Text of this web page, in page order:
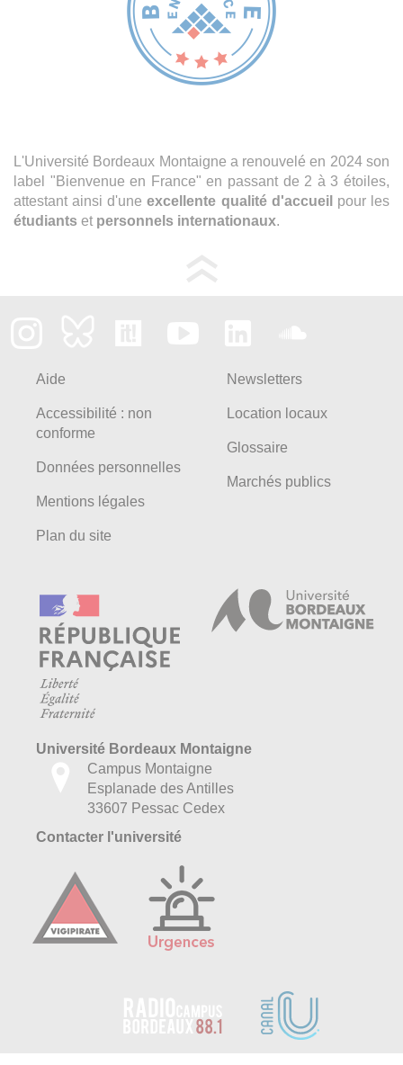
L'Université Bordeaux Montaigne a renouvelé en 2024 son
label "Bienvenue en France" en passant de 2 à 3 étoiles,
attestant ainsi d'uneexcellente qualité d'accueil pour les
étudiants et personnels internationaux.
Aide
Accessibilité : non
conforme
Données personnelles
Mentions légales
Plan du site
Newsletters
Location locaux
Glossaire
Marchés publics
Université Bordeaux Montaigne
Campus Montaigne
Esplanade des Antilles
33607 Pessac Cedex
Contacter l'université